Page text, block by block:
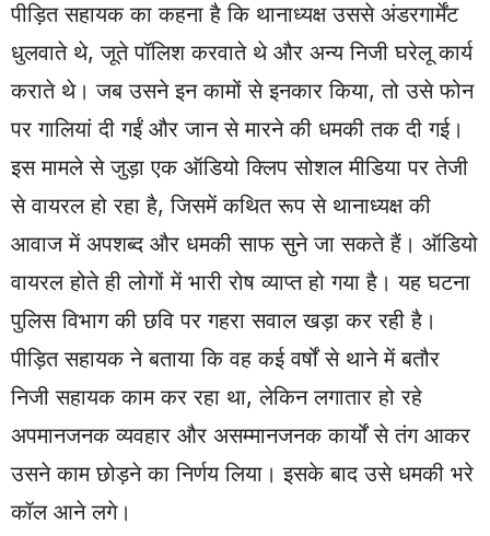
पीड़ित सहायक का कहना है कि थानाध्यक्ष उससे अंडरगार्मेंट
धुलवाते थे, जूते पॉलिश करवाते थे और अन्य निजी घरेलू कार्य
कराते थे। जब उसने इन कामों से इनकार किया, तो उसे फोन
पर गालियां दी गईं और जान से मारने की धमकी तक दी गई।
इस मामले से जुड़ा एक ऑडियो क्लिप सोशल मीडिया पर तेजी
से वायरल हो रहा है, जिसमें कथित रूप से थानाध्यक्ष की
आवाज में अपशब्द और धमकी साफ सुने जा सकते हैं। ऑडियो
वायरल होते ही लोगों में भारी रोष व्याप्त हो गया है। यह घटना
पुलिस विभाग की छवि पर गहरा सवाल खड़ा कर रही है।
पीड़ित सहायक ने बताया कि वह कई वर्षों से थाने में बतौर
निजी सहायक काम कर रहा था, लेकिन लगातार हो रहे
अपमानजनक व्यवहार और असम्मानजनक कार्यों से तंग आकर
उसने काम छोड़ने का निर्णय लिया। इसके बाद उसे धमकी भरे
कॉल आने लगे।